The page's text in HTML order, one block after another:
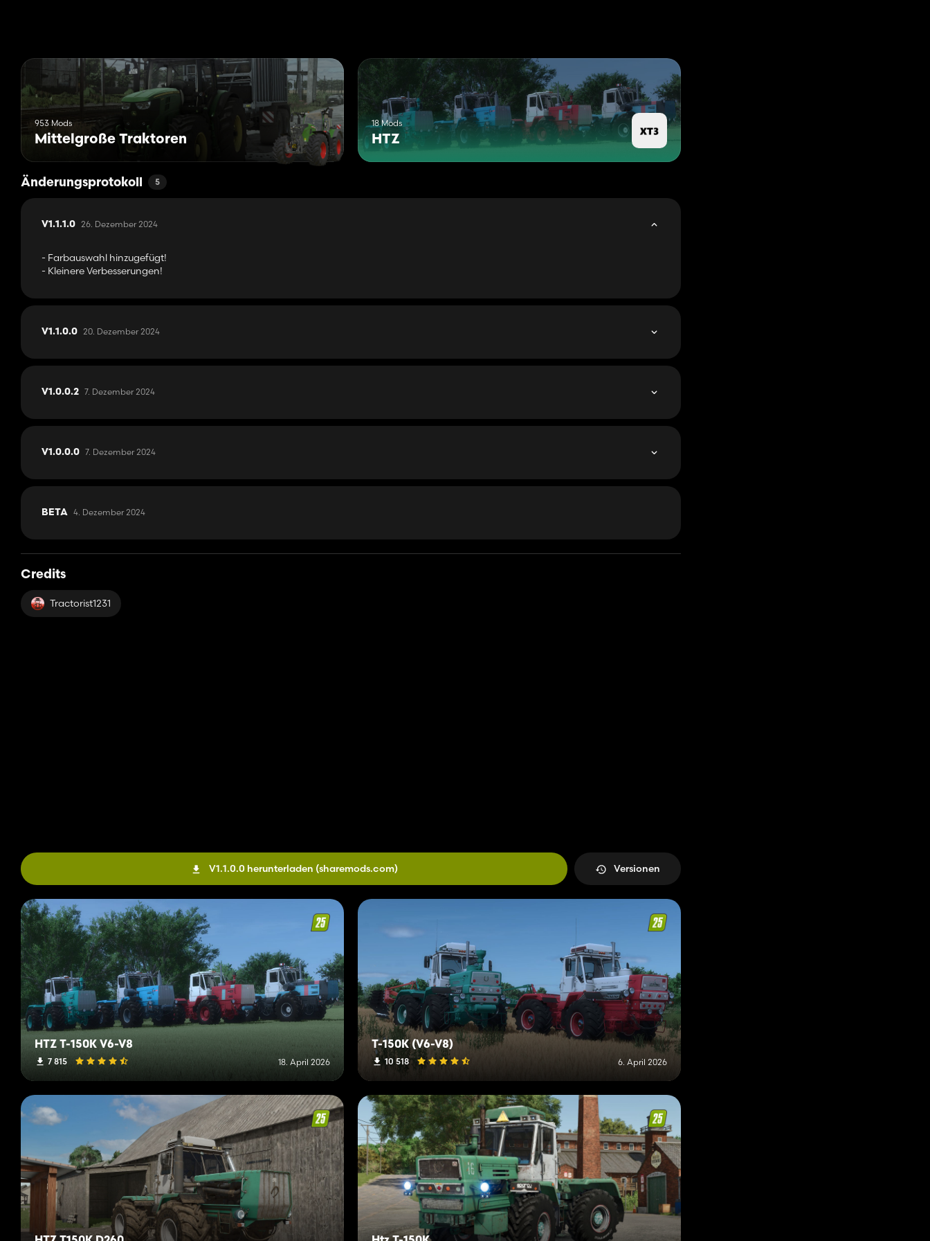
953 Mods
Mittelgroße Traktoren
18 Mods
HTZ
Änderungsprotokoll 5
V1.1.1.0 26. Dezember 2024
- Farbauswahl hinzugefügt!
- Kleinere Verbesserungen!
V1.1.0.0 20. Dezember 2024
V1.0.0.2 7. Dezember 2024
V1.0.0.0 7. Dezember 2024
BETA 4. Dezember 2024
Credits
Tractorist1231
V1.1.0.0 herunterladen (sharemods.com) Versionen
HTZ T-150K V6-V8
7 815 18. April 2026
T-150K (V6-V8)
10 518 6. April 2026